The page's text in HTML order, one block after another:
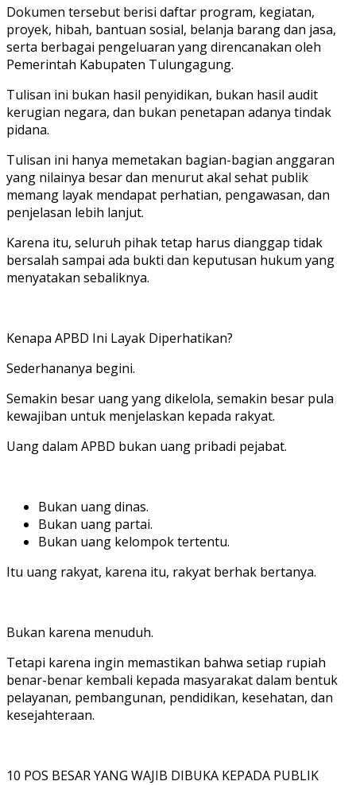
Dokumen tersebut berisi daftar program, kegiatan,
proyek, hibah, bantuan sosial, belanja barang dan jasa,
serta berbagai pengeluaran yang direncanakan oleh
Pemerintah Kabupaten Tulungagung.
Tulisan ini bukan hasil penyidikan, bukan hasil audit
kerugian negara, dan bukan penetapan adanya tindak
pidana.
Tulisan ini hanya memetakan bagian-bagian anggaran
yang nilainya besar dan menurut akal sehat publik
memang layak mendapat perhatian, pengawasan, dan
penjelasan lebih lanjut.
Karena itu, seluruh pihak tetap harus dianggap tidak
bersalah sampai ada bukti dan keputusan hukum yang
menyatakan sebaliknya.
Kenapa APBD Ini Layak Diperhatikan?
Sederhananya begini.
Semakin besar uang yang dikelola, semakin besar pula
kewajiban untuk menjelaskan kepada rakyat.
Uang dalam APBD bukan uang pribadi pejabat.
Bukan uang dinas.
Bukan uang partai.
Bukan uang kelompok tertentu.
Itu uang rakyat, karena itu, rakyat berhak bertanya.
Bukan karena menuduh.
Tetapi karena ingin memastikan bahwa setiap rupiah
benar-benar kembali kepada masyarakat dalam bentuk
pelayanan, pembangunan, pendidikan, kesehatan, dan
kesejahteraan.
10 POS BESAR YANG WAJIB DIBUKA KEPADA PUBLIK